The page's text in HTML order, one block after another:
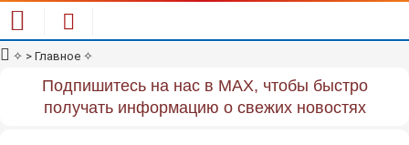
✧ > Главное ✧
Подпишитесь на нас в MAX, чтобы быстро
получать информацию о свежих новостях